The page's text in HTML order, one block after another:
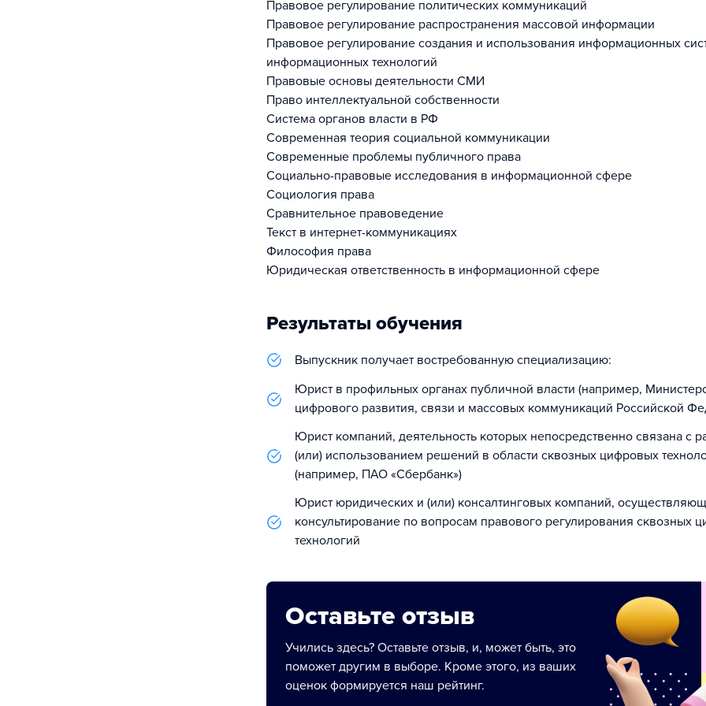
Правовое регулирование политических коммуникаций
Правовое регулирование распространения массовой информации
Правовое регулирование создания и использования информационных
информационных технологий
Правовые основы деятельности СМИ
Право интеллектуальной собственности
Система органов власти в РФ
Современная теория социальной коммуникации
Современные проблемы публичного права
Социально-правовые исследования в информационной сфере
Социология права
Сравнительное правоведение
Текст в интернет-коммуникациях
Философия права
Юридическая ответственность в информационной сфере
Результаты обучения
Выпускник получает востребованную специализацию:
Юрист в профильных органах публичной власти (например,
цифрового развития, связи и массовых коммуникаций Российской
Юрист компаний, деятельность которых непосредственно связана с
(или) использованием решений в области сквозных цифровых
(например, ПАО «Сбербанк»)
Юрист юридических и (или) консалтинговых компаний,
консультирование по вопросам правового регулирования сквозных
технологий
Оставьте отзыв
Учились здесь? Оставьте отзыв, и, может быть, это
поможет другим в выборе. Кроме этого, из ваших
оценок формируется наш рейтинг.